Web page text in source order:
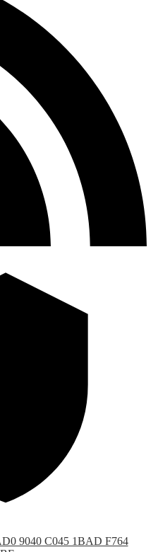
9040 C045 1BAD F764